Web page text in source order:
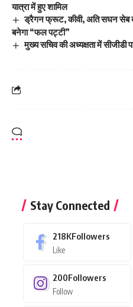
यात्रा में हुए शामिल
ड्रैगन फ्रूट, कीवी, अति सघन सेब
बनेगा “फल पट्टी”
मुख्य सचिव की अध्यक्षता में सीजीडी
Stay Connected
218KFollowers
Like
200Followers
Follow